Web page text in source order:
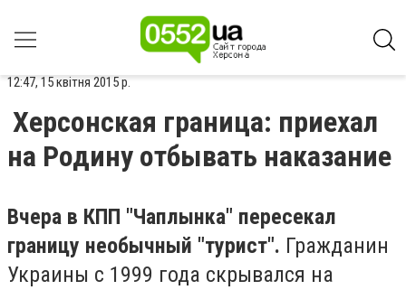
12:47, 15 квітня 2015 р.
Херсонская граница: приехал
на Родину отбывать наказание
Вчера в КПП "Чаплынка" пересекал
границу необычный "турист". Гражданин
Украины с 1999 года скрывался на